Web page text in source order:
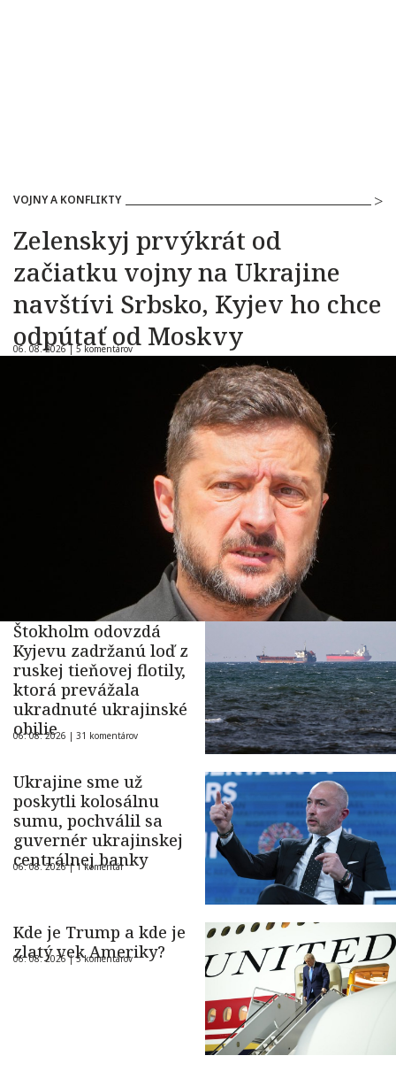
VOJNY A KONFLIKTY
Zelenskyj prvýkrát od
začiatku vojny na Ukrajine
navštívi Srbsko, Kyjev ho chce
odpútať od Moskvy
06. 08. 2026 | 5 komentárov
Štokholm odovzdá
Kyjevu zadržanú loď z
ruskej tieňovej flotily,
ktorá prevážala
ukradnuté ukrajinské
obilie
06. 08. 2026 | 31 komentárov
Ukrajine sme už
poskytli kolosálnu
sumu, pochválil sa
guvernér ukrajinskej
centrálnej banky
06. 08. 2026 |1 komentár
Kde je Trump a kde je
zlatý vek Ameriky?
06. 08. 2026 |5 komentárov